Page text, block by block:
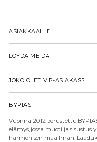
ASIAKKAALLE
LÖYDÄ MEIDÄT
JOKO OLET VIP-ASIAKAS?
BYPIAS
Vuonna 2012 perustettu
elämys, jossa muoti ja sisustus
harmonisen maailman.